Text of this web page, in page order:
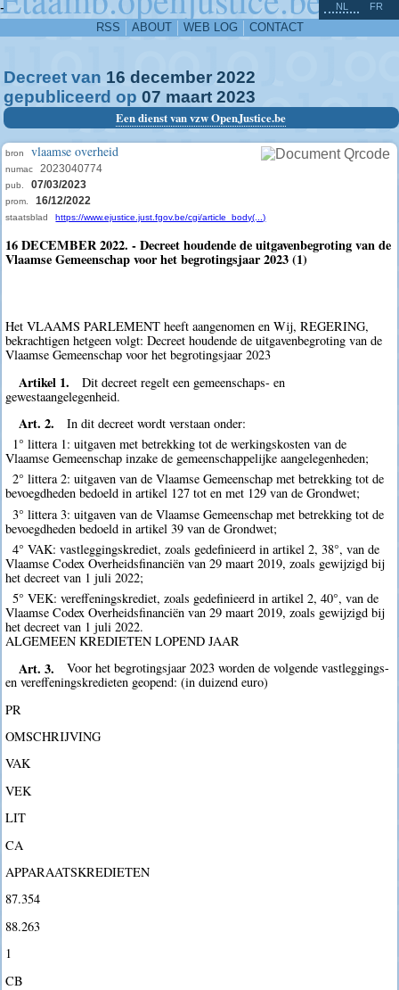
-
RSS ABOUT WEB LOG CONTACT
NL FR
Decreet van 16 december 2022
gepubliceerd op 07 maart 2023
Een dienst van vzw OpenJustice.be
bron vlaamse overheid
numac 2023040774
pub. 07/03/2023
prom. 16/12/2022
staatsblad https://www.ejustice.just.fgov.be/cgi/article_body(...)
16 DECEMBER 2022. - Decreet houdende de uitgavenbegroting van de
Vlaamse Gemeenschap voor het begrotingsjaar 2023 (1)
Het VLAAMS PARLEMENT heeft aangenomen en Wij, REGERING,
bekrachtigen hetgeen volgt: Decreet houdende de uitgavenbegroting van de
Vlaamse Gemeenschap voor het begrotingsjaar 2023
Artikel 1.
Dit decreet regelt een gemeenschaps- en
gewestaangelegenheid.
Art. 2.
In dit decreet wordt verstaan onder:
1° littera 1: uitgaven met betrekking tot de werkingskosten van de
Vlaamse Gemeenschap inzake de gemeenschappelijke aangelegenheden;
2° littera 2: uitgaven van de Vlaamse Gemeenschap met betrekking tot de
bevoegdheden bedoeld in artikel 127 tot en met 129 van de Grondwet;
3° littera 3: uitgaven van de Vlaamse Gemeenschap met betrekking tot de
bevoegdheden bedoeld in artikel 39 van de Grondwet;
4° VAK: vastleggingskrediet, zoals gedefinieerd in artikel 2, 38°, van de
Vlaamse Codex Overheidsfinanciën van 29 maart 2019, zoals gewijzigd bij
het decreet van 1 juli 2022;
5° VEK: vereffeningskrediet, zoals gedefinieerd in artikel 2, 40°, van de
Vlaamse Codex Overheidsfinanciën van 29 maart 2019, zoals gewijzigd bij
het decreet van 1 juli 2022.
ALGEMEEN KREDIETEN LOPEND JAAR
Art. 3.
Voor het begrotingsjaar 2023 worden de volgende vastleggings-
en vereffeningskredieten geopend: (in duizend euro)
PR
OMSCHRIJVING
VAK
VEK
LIT
CA
APPARAATSKREDIETEN
87.354
88.263
1
CB
^